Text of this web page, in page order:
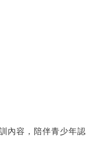
內容，陪伴青少年認